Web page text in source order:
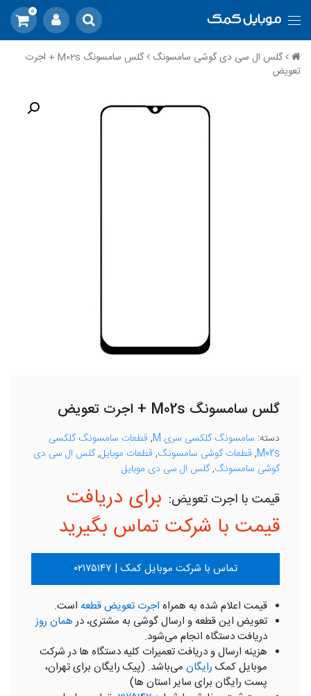
0
گلس ال سی دی گوشی سامسونگ
گلس سامسونگ M02s + اجرت
تعویض
گلس سامسونگ M02s + اجرت تعویض
دسته: سامسونگ گلکسی سری M , قطعات سامسونگ گلکسی
M02s
, قطعات گوشی سامسونگ, قطعات موبایل,گلس ال سی دی
گوشی سامسونگ,گلس ال سی دی موبایل
برای دریافت
قیمت با شرکت تماس بگیرید
تماس با شرکت موبایل کمک | ۰۲۱۷۵۱۴۷
قیمت اعلام شده به همراه اجرت تعویض قطعه است.
تعویض این قطعه و ارسال گوشی به مشتری، درهمان روز
دریافت دستگاه انجام می‌شود.
هزینه ارسال و دریافت تعمیرات کلیه دستگاه ها در شرکت
موبایل کمک رایگان می‌باشد. (پیک رایگان برای تهران،
پست رایگان برای سایر استان ها)